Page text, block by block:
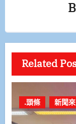
Related
.頭條 新聞